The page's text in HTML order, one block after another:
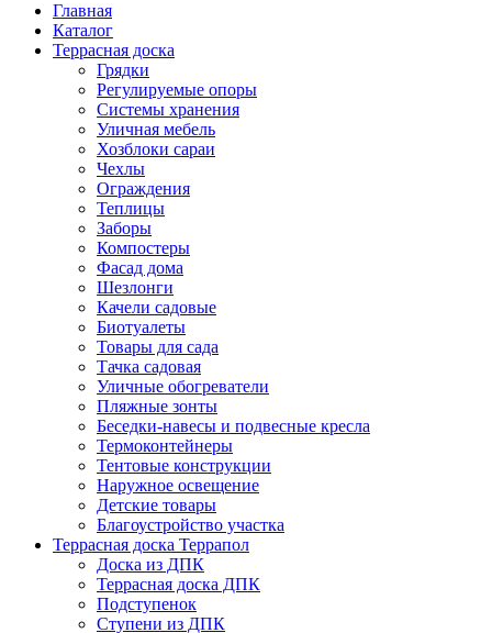
Главная
Каталог
Террасная доска
Грядки
Регулируемые опоры
Системы хранения
Уличная мебель
Хозблоки сараи
Чехлы
Ограждения
Теплицы
Заборы
Компостеры
Фасад дома
Шезлонги
Качели садовые
Биотуалеты
Товары для сада
Тачка садовая
Уличные обогреватели
Пляжные зонты
Беседки-навесы и подвесные кресла
Термоконтейнеры
Тентовые конструкции
Наружное освещение
Детские товары
Благоустройство участка
Террасная доска Террапол
Доска из ДПК
Террасная доска ДПК
Подступенок
Ступени из ДПК